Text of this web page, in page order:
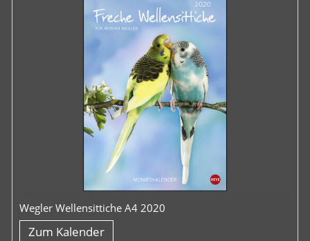
Wegler Wellensittiche A4 2020
Zum Kalender